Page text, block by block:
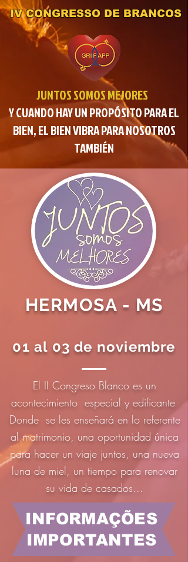
IV CONGRESSO DE BRANCOS
JUNTOS SOMOS MEJORES
Y CUANDO HAY UN PROPÓSITO PARA EL
BIEN, EL BIEN VIBRA PARA NOSOTROS
TAMBIÉN
HERMOSA - MS
01 al 03 de noviembre
El II Congreso Blanco es un
acontecimiento especial y edificante
Donde se les enseñará en lo referente
al matrimonio, una oportunidad única
para hacer un viaje juntos, una nueva
luna de miel, un tiempo para renovar
su vida de casados...
INFORMAÇÕES
IMPORTANTES​